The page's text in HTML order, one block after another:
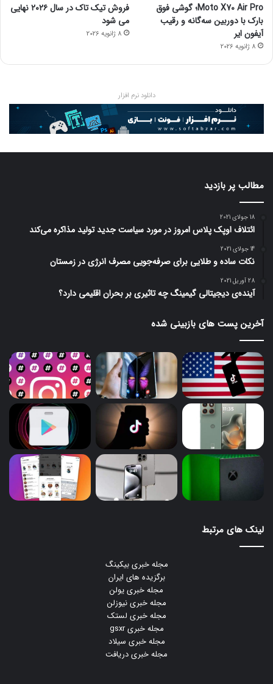
Moto X70 Air Pro؛ گوشی فوق
بارک با دوربین سه‌گانه و رقیب
آیفون ایر
8 ژانویه 2026
فروش تیک تاک در سال ۲۰۲۶ نهایی
می شود
8 ژانویه 2026
دانلود نرم افزار
مطالب پر بازدید
18 جولای 2021
ائتلاف اوپک پلاس امروز در مورد سیاست جدید تولید مذاکره می‌کند
14 جولای 2021
نکات ساده و طلایی برای صرفه‌جویی مصرف انرژی در زمستان
28 آوریل 2021
آینده‌ی دیجیتالی گیمینگ چه تاثیری بر بحران اقلیمی دارد؟
آخرین پست های بازبینی شده
لینک های مرتبط
مجله خبری بیکینگ
برگزیده های ایران
مجله خبری یولن
مجله خبری نیوزلن
مجله خبری لستک
مجله خبری gsxr
مجله خبری سیلاد
مجله خبری دریافت